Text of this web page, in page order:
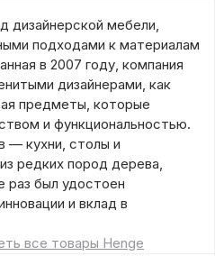
дизайнерской мебели,
подходами к материалам
в 2007 году, компания
дизайнерами, как
предметы, которые
и функциональностью.
— кухни, столы и
редких пород дерева,
раз был удостоен
и вклад в
все товары Henge